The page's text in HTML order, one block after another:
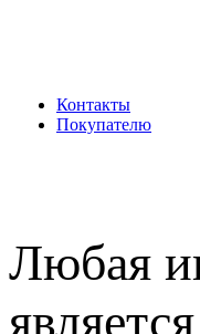
Контакты
Покупателю
Любая